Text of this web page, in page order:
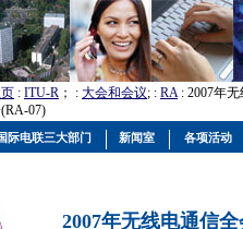
: ITU-R ； : 大会和会议; : RA: 2007年
07)
2007年无线电通信
际电联三大部门 新闻室 各项活动